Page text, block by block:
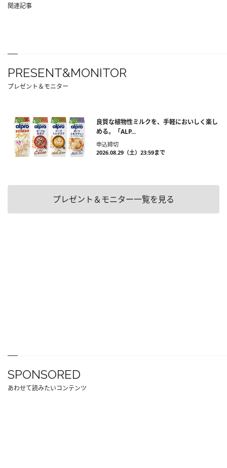
関連記事
PRESENT&MONITOR
プレゼント＆モニター
良質な植物性ミルクを、手軽においしく楽し
める。「ALP...
申込締切
2026.08.29（土）23:59まで
プレゼント＆モニター一覧を見る
SPONSORED
あわせて読みたいコンテンツ